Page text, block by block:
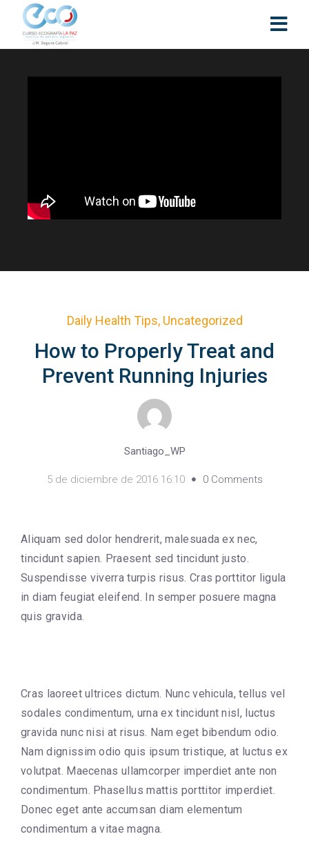
Daily Health Tips, Uncategorized
How to Properly Treat and
Prevent Running Injuries
Santiago_WP
5 de diciembre de 2016 16:10 0 Comments
Aliquam sed dolor hendrerit, malesuada ex nec,
tincidunt sapien. Praesent sed tincidunt justo.
Suspendisse viverra turpis risus. Cras porttitor ligula
in diam feugiat eleifend. In semper posuere magna
quis gravida.
Cras laoreet ultrices dictum. Nunc vehicula, tellus vel
sodales condimentum, urna ex tincidunt nisl, luctus
gravida nunc nisi at risus. Nam eget bibendum odio.
Nam dignissim odio quis ipsum tristique, at luctus ex
volutpat. Maecenas ullamcorper imperdiet ante non
condimentum. Phasellus mattis porttitor imperdiet.
Donec eget ante accumsan diam elementum
condimentum a vitae magna.